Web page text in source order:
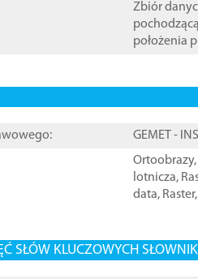
Zbiór
położenia
GEMET -
Ortoobrazy,
lotnicza,
data, Raster,
SŁÓW KLUCZOWYCH